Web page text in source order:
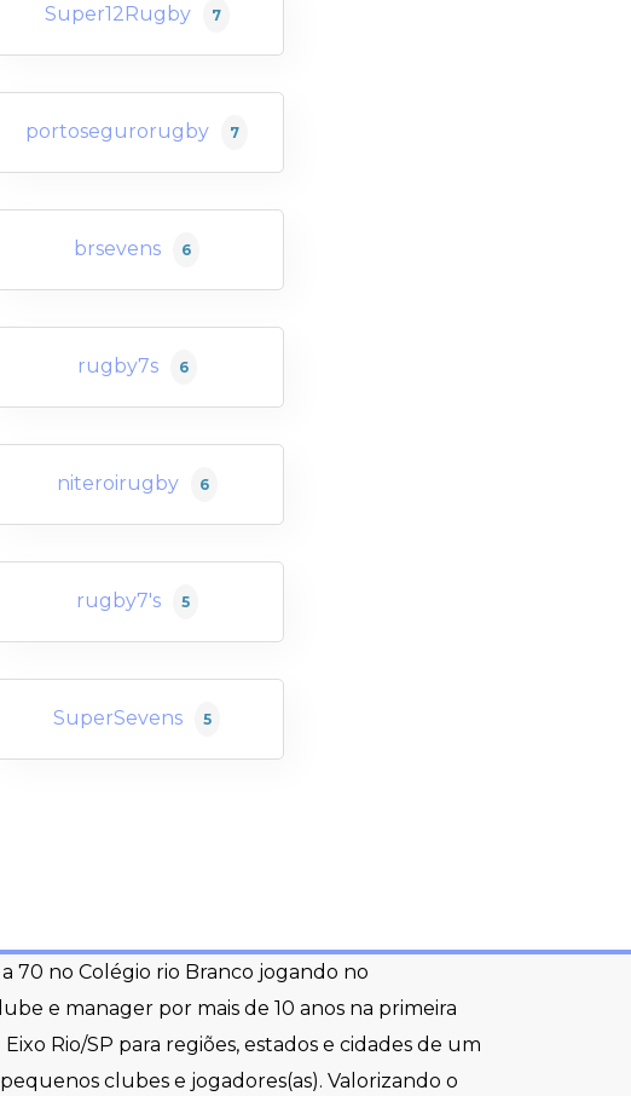
Super12Rugby 7
portosegurorugby 7
brsevens 6
rugby7s 6
niteroirugby 6
rugby7's 5
SuperSevens 5
70 no Colégio rio Branco jogando no
e manager por mais de 10 anos na primeira
Rio/SP para regiões, estados e cidades de um
clubes e jogadores(as). Valorizando o